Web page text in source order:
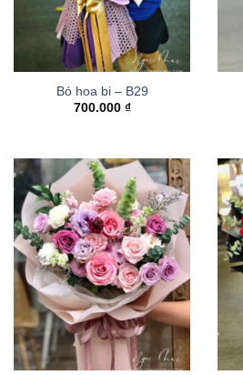
Bó hoa bi – B29
700.000 ₫